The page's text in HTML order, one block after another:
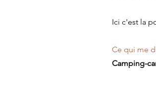
Ici c'est la
Ce qui me
Camping-